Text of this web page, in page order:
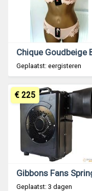
Geplaatst: eergisteren
Geplaatst: 3 dagen
€ 225